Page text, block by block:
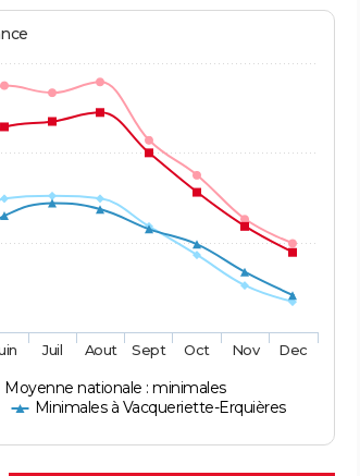
Moyenne nationale : minimales
Minimales à Vacqueriette-Erquières
Juil Aout Sept Oct Nov Dec